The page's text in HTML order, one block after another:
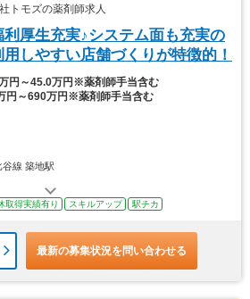
トモズの薬剤師求人
利厚生充実♪システム面も充実の
しやすい店舗づくりが特徴的！
万円～45.0万円※薬剤師手当含む
円～690万円※薬剤師手当含む
線 築地駅
取得実績有り スキルアップ 駅チカ
最新の募集状況を問い合わせる